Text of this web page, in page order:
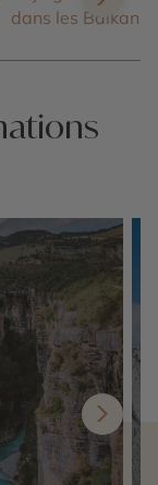
dans les Balkans